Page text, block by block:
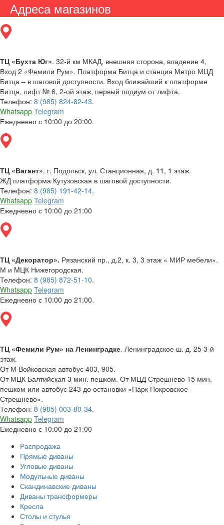
Адреса магазинов
ТЦ «Бухта Юг». 32-й км МКАД, внешняя сторона, владение 4,
Вход 2 «Фемили Рум». Платформа Битца и станция Метро МЦД
Битца – в шаговой доступности. Вход ближайший к платформе
Битца, лифт № 6, 2-ой этаж, первый подиум от лифта.
Телефон: 8 (985) 824-82-43.
Whatsapp Telegram
Ежедневно с 10:00 до 20:00.
ТЦ «Вагант». г. Подольск, ул. Станционная, д. 11, 1 этаж.
ЖД платформа Кутузовская в шаговой доступности.
Телефон: 8 (985) 191-42-14.
Whatsapp Telegram
Ежедневно с 10:00 до 21:00
ТЦ «Декоратор». Рязанский пр., д.2, к. 3, 3 этаж « МИР мебели».
М и MЦК Нижегородская.
Телефон: 8 (985) 872-51-10.
Whatsapp Telegram
Ежедневно с 10:00 до 21:00.
ТЦ «Фемили Рум» на Ленинградке. Ленинградское ш. д. 25 3-й
этаж.
От М Войковская автобус 403, 905.
От МЦК Балтийская 3 мин. пешком. От МЦД Стрешнево 15 мин.
пешком или автобус 243 до остановки «Парк Покровское-
Стрешнево».
Телефон: 8 (985) 003-80-34.
Whatsapp Telegram
Ежедневно с 10:00 до 21:00
Распродажа
Прямые диваны
Угловые диваны
Модульные диваны
Скандинавские диваны
Диваны трансформеры
Кресла
Столы и стулья